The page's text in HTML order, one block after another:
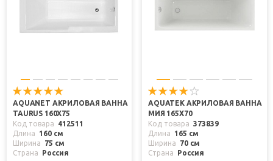
AQUANET АКРИЛОВАЯ ВАННА
TAURUS 160X75
Код товара
412511
Длина
160 см
Ширина
75 см
Страна
Россия
AQUATEK АКРИЛОВАЯ ВАННА
МИЯ 165X70
Код товара 373839
Длина
165 см
Ширина
70 см
Страна
Россия